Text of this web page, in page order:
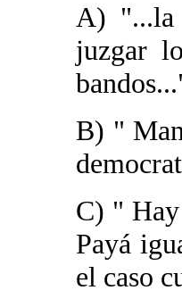
A) "...la
juzgar
B) "
C) " Hay
Payá
el caso